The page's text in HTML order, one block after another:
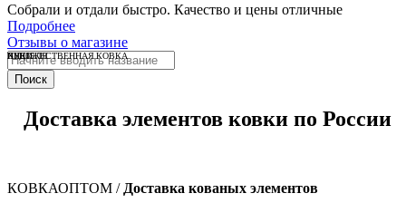
Собрали и отдали быстро. Качество и цены отличные
Подробнее
Отзывы о магазине
ВЕНЗЕЛЯ
ПИКИ
ХУДОЖЕСТВЕННАЯ КОВКА
Поиск
Доставка элементов ковки по России
КОВКАОПТОМ / Доставка кованых элементов